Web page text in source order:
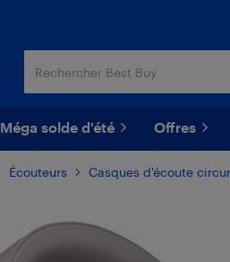
Méga solde d'été Offres
Écouteurs Casques d'écoute